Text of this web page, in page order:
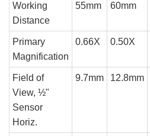
Working
Distance
55mm 60mm
Primary
Magnification
0.66X 0.50X
Field of
View, ½"
Sensor
Horiz.
9.7mm 12.8mm